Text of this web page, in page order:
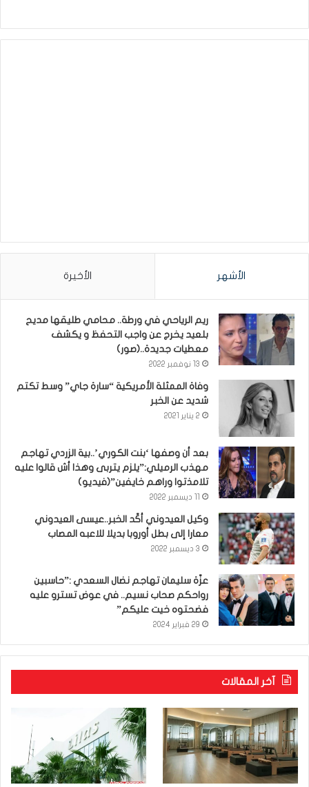
الأشهر الأخيرة
ريم الرياحي في ورطة.. محامي طليقها مديح
بلعيد يخرج عن واجب التحفظ و يكشف
معطيات جديدة..(صور)
13 نوفمبر 2022
وفاة الممثلة الأمريكية “سارة جاي” وسط تكتم
شديد عن الخبر
2 يناير 2021
بعد أن وصفها ‘بنت الكوري’..بية الزردي تهاجم
مهذب الرميلي:”يلزم يتربى وهذا أش قالوا عليه
تلامذتوا وراهم خايفين”(فيديو)
وكيل العيدوني أكّد الخبر..عيسى العيدوني
معارا إلى بطل أوروبا بديلا للاعبه المصاب
3 ديسمبر 2022
عزّة سليمان تهاجم نضال السعدي :”حاسبين
رواحكم صحاب نسيم.. في عوض تسترو عليه
فضحتوه خيت عليكم”
29 فبراير 2024
آخر المقالات